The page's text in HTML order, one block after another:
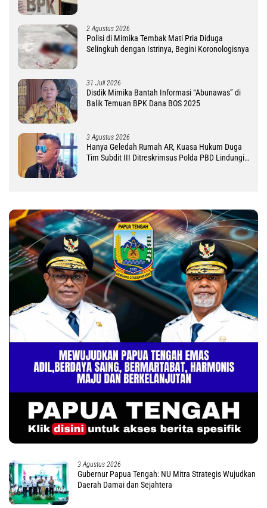
2 Agustus 2026
Polisi di Mimika Tembak Mati Pria Diduga
Selingkuh dengan Istrinya, Begini Koronologisnya
31 Juli 2026
Disdik Mimika Bantah Informasi “Abunawas” di
Balik Temuan BPK Dana BOS 2025
3 Agustus 2026
Hanya Geledah Rumah AR, Kuasa Hukum Duga
Tim Subdit III Ditreskrimsus Polda PBD Lindungi
3 Agustus 2026
Gubernur Papua Tengah: NU Mitra Strategis Wujudkan
Daerah Damai dan Sejahtera